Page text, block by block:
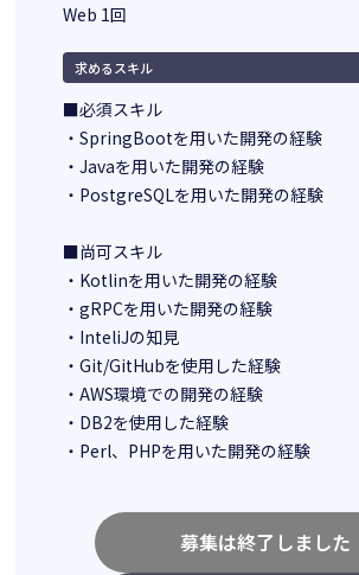
Web 1回
求めるスキル
■必須スキル
・SpringBootを用いた開発の経験
・Javaを用いた開発の経験
・PostgreSQLを用いた開発の経験
■尚可スキル
・Kotlinを用いた開発の経験
・gRPCを用いた開発の経験
・InteliJの知見
・Git/GitHubを使用した経験
・AWS環境での開発の経験
・DB2を使用した経験
・Perl、PHPを用いた開発の経験
募集は終了しました